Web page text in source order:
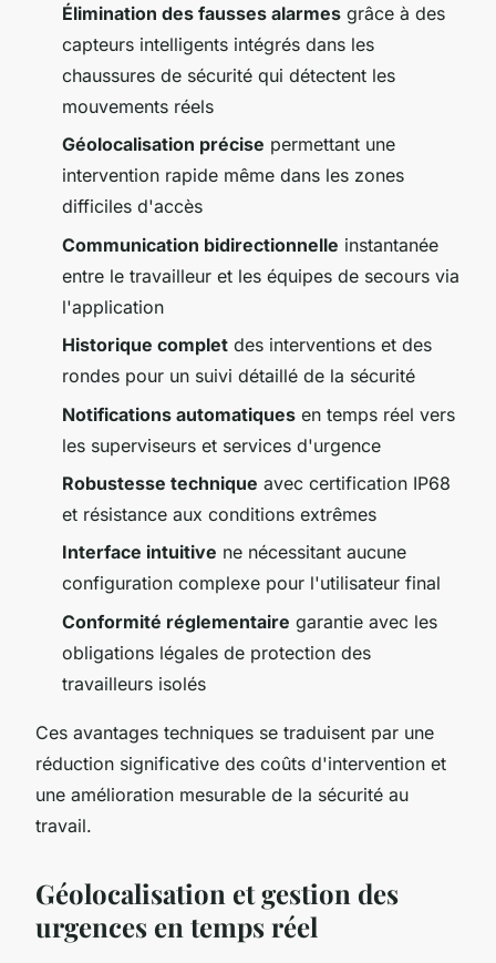
Élimination des fausses alarmes grâce à des
capteurs intelligents intégrés dans les
chaussures de sécurité qui détectent les
mouvements réels
Géolocalisation précise permettant une
intervention rapide même dans les zones
difficiles d'accès
Communication bidirectionnelle instantanée
entre le travailleur et les équipes de secours via
l'application
Historique complet des interventions et des
rondes pour un suivi détaillé de la sécurité
Notifications automatiques en temps réel vers
les superviseurs et services d'urgence
Robustesse technique avec certification IP68
et résistance aux conditions extrêmes
Interface intuitive ne nécessitant aucune
configuration complexe pour l'utilisateur final
Conformité réglementaire garantie avec les
obligations légales de protection des
travailleurs isolés
Ces avantages techniques se traduisent par une
réduction significative des coûts d'intervention et
une amélioration mesurable de la sécurité au
travail.
Géolocalisation et gestion des
urgences en temps réel